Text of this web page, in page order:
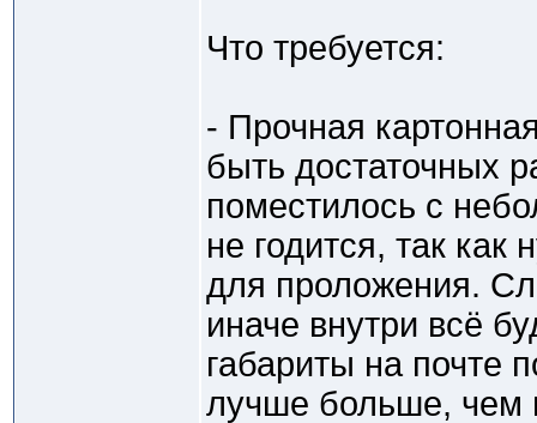
Что требуется:
- Прочная
быть достаточных
поместилось с
не годится, так как
для проложения.
иначе внутри всё
габариты на почте
лучше больше, чем